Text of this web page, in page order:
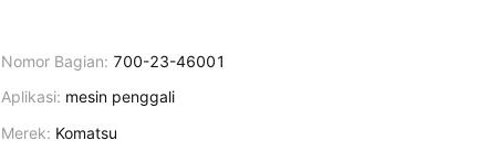
Nomor Bagian: 700-23-46001
Aplikasi: mesin penggali
Merek: Komatsu